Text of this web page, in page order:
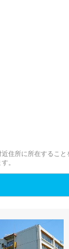
住所に所在すること
。